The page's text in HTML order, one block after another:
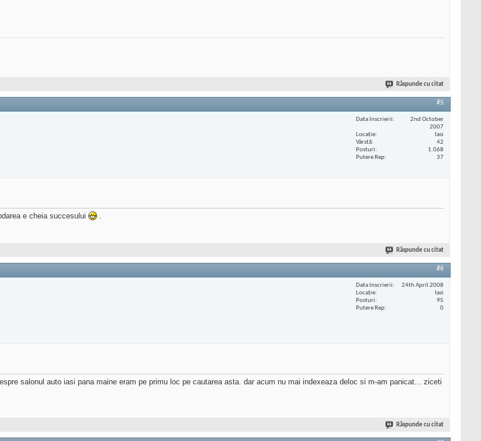
Răspunde cu citat
#5
Data înscrierii
2nd October
2007
Locaţie
Iasi
Vârstă
42
Posturi
1.068
Putere Rep
37
e cheia succesului .
Răspunde cu citat
#6
Data înscrierii
24th April 2008
Locaţie
Iasi
Posturi
95
Putere Rep
0
salonul auto iasi pana maine eram pe primu loc pe cautarea asta. dar acum nu mai indexeaza deloc si m-am panicat... ziceti
Răspunde cu citat